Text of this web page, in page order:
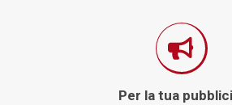
Per la tua